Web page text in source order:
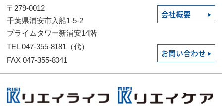
〒279-0012
千葉県浦安市入船1-5-2
プライムタワー新浦安14階
会社概要
TEL 047-355-8181（代）
FAX 047-355-8041
お問い合わせ